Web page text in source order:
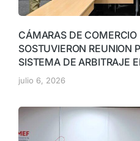
CÁMARAS DE
SOSTUVIERON REUNION
SISTEMA DE ARBITRAJE
julio 6, 2026